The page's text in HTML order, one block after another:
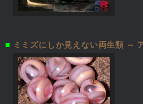
■ ミミズにしか見えない両生類 ～